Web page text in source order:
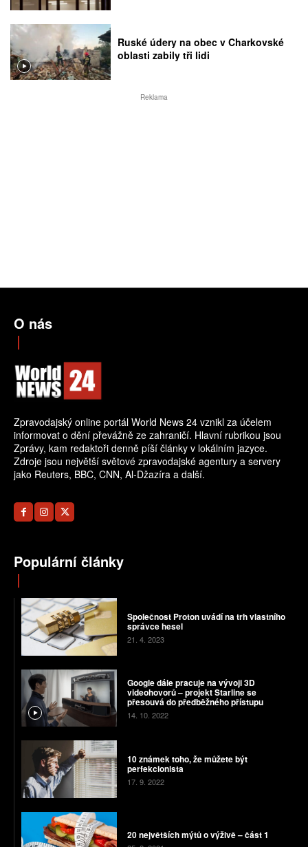
Ruské údery na obec v Charkovské
oblasti zabily tři lidi
Reklama
O nás
Zpravodajský online portál World News 24 vznikl za účelem
informovat o dění převážně ze zahraničí. Hlavní rubrikou jsou
Zprávy, kam redaktoři denně píší články v lokálním jazyce.
Zdroje jsou největší světové zpravodajské agentury a servery
jako Reuters, BBC, CNN, Al-Džazíra a další.
Populární články
Společnost Proton uvádí na trh vlastního
správce hesel
21. 4. 2023
Google dále pracuje na vývoji 3D
videohovorů – projekt Starline se
přesouvá do předběžného přístupu
14. 10. 2022
10 známek toho, že můžete být
perfekcionista
17. 9. 2022
20 největších mýtů o výživě – část 1